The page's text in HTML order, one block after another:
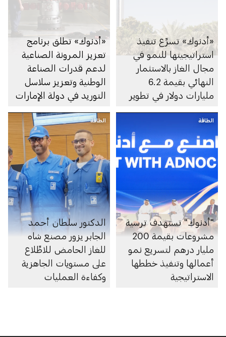
«أدنوك» تسرِّع تنفيذ
استراتيجيتها للنمو في
مجال الغاز بالاستثمار
النهائي بقيمة 6.2
مليارات دولار في تطوير
الشيف في أبوظبي
«أدنوك» تطلق برنامج
تعزيز المرونة الصناعية
لدعم قدرات الصناعة
الوطنية وتعزيز سلاسل
التوريد في دولة الإمارات
الطاقة
"أدنوك" تستهدف ترسية
مشروعات بقيمة 200
مليار درهم لتسريع نمو
أعمالها وتنفيذ خططها
الاستراتيجية
الطاقة
الدكتور سلطان أحمد
الجابر يزور مصنع شاه
للغاز الحامض للاطِّلاع
على مستويات الجاهزية
وكفاءة العمليات